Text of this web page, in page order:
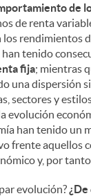
de
de renta
rendimientos
tenido
fija; mientras
una dispersión
sectores y
evolución
han tenido un
frente aquellos
y, por
evolución?¿De